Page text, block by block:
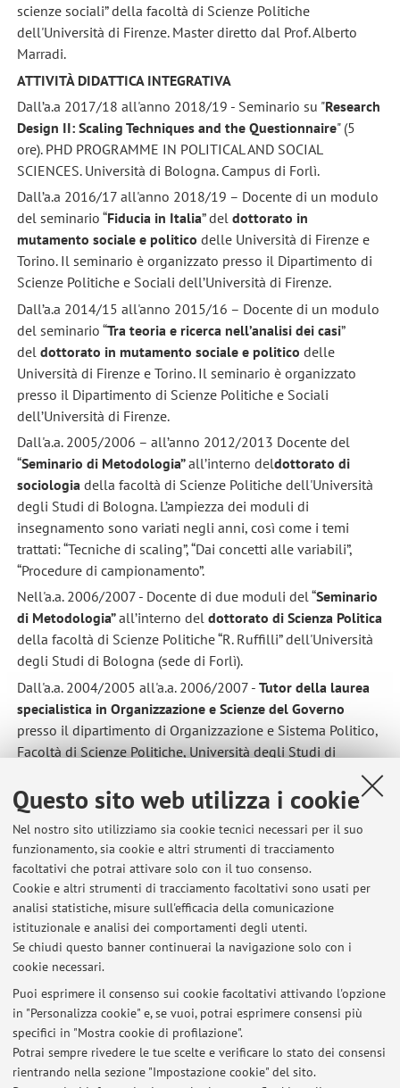
Questo sito web utilizza i cookie
Nel nostro sito utilizziamo sia cookie tecnici necessari per il suo
funzionamento, sia cookie e altri strumenti di tracciamento
facoltativi che potrai attivare solo con il tuo consenso.
Cookie e altri strumenti di tracciamento facoltativi sono usati per
analisi statistiche, misure sull'efficacia della comunicazione
istituzionale e analisi dei comportamenti degli utenti.
Se chiudi questo banner continuerai la navigazione solo con i
cookie necessari.
Puoi esprimere il consenso sui cookie facoltativi attivando l'opzione
in "Personalizza cookie" e, se vuoi, potrai esprimere consensi più
specifici in "Mostra cookie di profilazione".
Potrai sempre rivedere le tue scelte e verificare lo stato dei consensi
rientrando nella sezione "Impostazione cookie" del sito.
scienze sociali” della facoltà di Scienze Politiche
dell'Università di Firenze. Master diretto dal Prof. Alberto
Marradi.
ATTIVITÀ DIDATTICA INTEGRATIVA
Dall’a.a 2017/18 all'anno 2018/19 - Seminario su "Research
Design II: Scaling Techniques and the Questionnaire" (5
ore). PHD PROGRAMME IN POLITICAL AND SOCIAL
SCIENCES. Università di Bologna. Campus di Forlì.
Dall’a.a 2016/17 all'anno 2018/19 – Docente di un modulo
del seminario “Fiducia in Italia” del dottorato in
mutamento sociale e politico delle Università di Firenze e
Torino. Il seminario è organizzato presso il Dipartimento di
Scienze Politiche e Sociali dell’Università di Firenze.
Dall’a.a 2014/15 all'anno 2015/16 – Docente di un modulo
del seminario “Tra teoria e ricerca nell’analisi dei casi”
del dottorato in mutamento sociale e politico delle
Università di Firenze e Torino. Il seminario è organizzato
presso il Dipartimento di Scienze Politiche e Sociali
dell’Università di Firenze.
Dall'a.a. 2005/2006 – all’anno 2012/2013 Docente del
“Seminario di Metodologia”all’interno deldottorato di
sociologia della facoltà di Scienze Politiche dell'Università
degli Studi di Bologna. L’ampiezza dei moduli di
insegnamento sono variati negli anni, così come i temi
trattati: “Tecniche di scaling”, “Dai concetti alle variabili”,
“Procedure di campionamento”.
Nell'a.a. 2006/2007 - Docente di due moduli del “Seminario
di Metodologia”all’interno deldottorato di Scienza Politica
della facoltà di Scienze Politiche “R. Ruffilli” dell'Università
degli Studi di Bologna (sede di Forlì).
Dall'a.a. 2004/2005 all'a.a. 2006/2007 - Tutor della laurea
specialistica in Organizzazione e Scienze del Governo
presso il dipartimento di Organizzazione e Sistema Politico,
Facoltà di Scienze Politiche, Università degli Studi di
Dall' a.a. 2001/2002 all'a.a 2003/2004 -Tutor della
Facoltà di Scienze Politiche, Università degli Studi di
Bologna. Titolare della cattedra: Prof. Roberto Cartocci.
LINGUE
Inglese: parlato e scritto
Francese: parlato e scritto
Ultimi avvisi
Pillole di Metodologia
Pubblicato il: 12 gennaio 2023